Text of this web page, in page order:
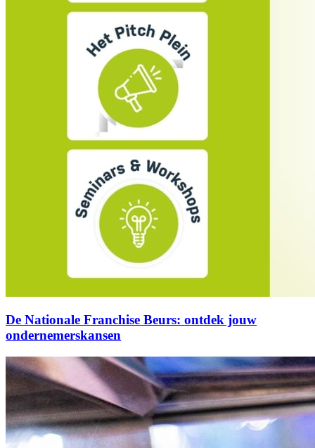
De Nationale Franchise Beurs: ontdek jouw
ondernemerskansen